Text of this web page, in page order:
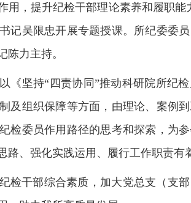
用，提升纪检干部理论素养和履职
记吴限忠开展专题授课。所纪委委
陈力主持。
《坚持“四责协同”推动科研院所纪
及组织保障等方面，由理论、案例
检委员作用路径的思考和探索，为
、强化实践运用、履行工作职责有
检干部综合素质，加大党总支（支